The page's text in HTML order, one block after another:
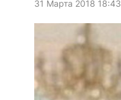
31 Марта 2018 18:43